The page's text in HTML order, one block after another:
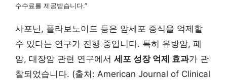
수수료를 제공받습니다.”
사포닌, 플라보노이드 등은 암세포 증식을 억제할
수 있다는 연구가 진행 중입니다. 특히 유방암, 폐
암, 대장암 관련 연구에서 세포 성장 억제 효과가 관
찰되었습니다. (출처: American Journal of Clinical